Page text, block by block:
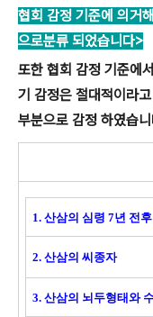
협회 감정 기준에 의거
으로분류 되었습니다>
또한 협회 감정 기준에
기 감정은 절대적이라
부분으로 감정 하였습
1. 산삼의 심령 7년 전후
2. 산삼의 씨종자
3. 산삼의 뇌두형태와